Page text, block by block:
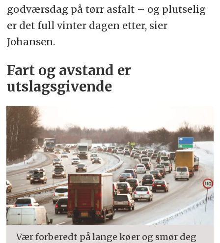
godværsdag på tørr asfalt – og plutselig
er det full vinter dagen etter, sier
Johansen.
Fart og avstand er
utslagsgivende
Vær forberedt på lange køer og smør deg